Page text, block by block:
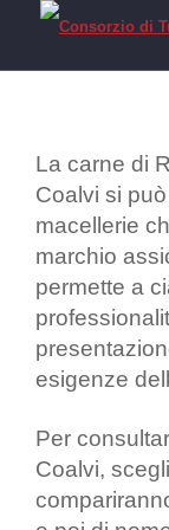
Il Fassone di
La Carne
IGP VITELLONI
CERTIFICAZIONE
SOSTENIBILITÀ
FILIERA
La carne di
Coalvi si
macellerie
marchio
permette a
esigenze
Per
Coalvi,